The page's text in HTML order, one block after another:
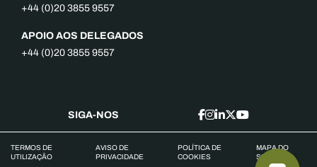
+44 (0)20 3855 9557
APOIO AOS DELEGADOS
+44 (0)20 3855 9557
SIGA-NOS
TERMOS DE
UTILIZAÇÃO
AVISO DE
PRIVACIDADE
POLÍTICA DE
COOKIES
MAPA DO
SITE